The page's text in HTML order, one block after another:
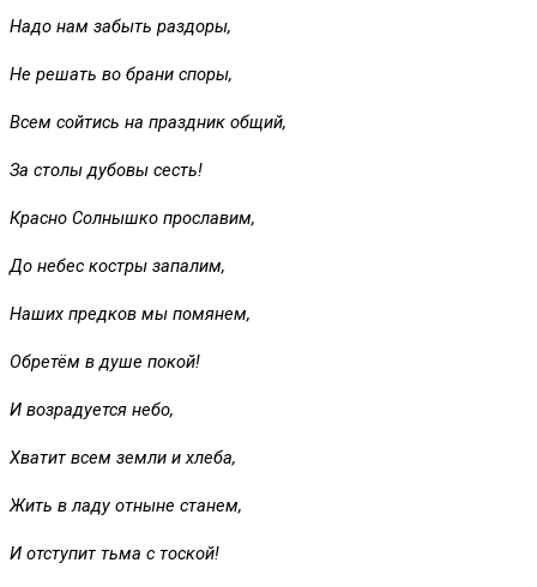
Надо нам забыть раздоры,
Не решать во брани споры,
Всем сойтись на праздник общий,
За столы дубовы сесть!
Красно Солнышко прославим,
До небес костры запалим,
Наших предков мы помянем,
Обретём в душе покой!
И возрадуется небо,
Хватит всем земли и хлеба,
Жить в ладу отныне станем,
И отступит тьма с тоской!